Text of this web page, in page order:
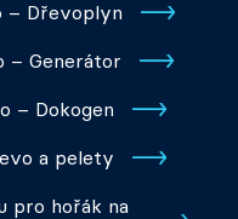
– Dřevoplyn
– Generátor
– Dokogen
a pelety
pro hořák na